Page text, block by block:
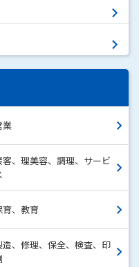
業
客、理美容、調理、サービ
育、教育
造、修理、保全、検査、印